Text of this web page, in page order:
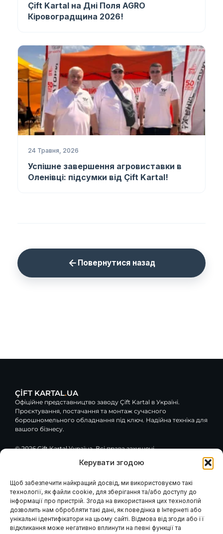
Керувати згодою
Щоб забезпечити найкращий досвід, ми використовуємо такі
технології, як файли cookie, для зберігання та/або доступу до
інформації про пристрій. Згода на використання цих технологій
дозволить нам обробляти такі дані, як поведінка в Інтернеті або
унікальні ідентифікатори на цьому сайті. Відмова від згоди або її
відкликання може негативно вплинути на певні функції та
Çift Kartal на Дні Поля AGRO
Кіровоградщина 2026!
24 Травня, 2026
Успішне завершення агровиставки в
Оленівці: підсумки від Çift Kartal!
Повернутися назад
ÇİFT KARTAL.UA
Офіційне представництво заводу Çift Kartal в Україні.
Проєктування, постачання та монтаж сучасного
борошномельного обладнання під ключ. Надійна техніка для
вашого бізнесу.
© 2026 Çift Kartal Україна. Всі права захищені.
c
e
b
o
o
k
-
u
t
u
b
e
o
g
l
e
Навігація
Каталог обладнання
Про компанію
Наші проєкти
Контакти
Клієнтам / Послуги
Гарантія та сервіс
Модернізація вашого
млина
Консультація інженера
Проєктування млинів